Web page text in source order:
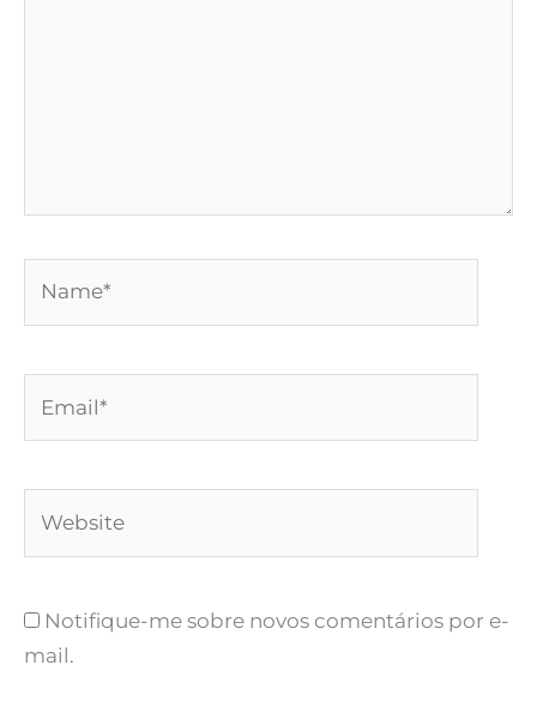
Notifique-me sobre novos comentários por e-
mail.